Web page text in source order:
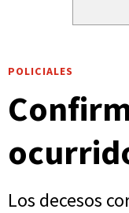
POLICIALES
Los decesos